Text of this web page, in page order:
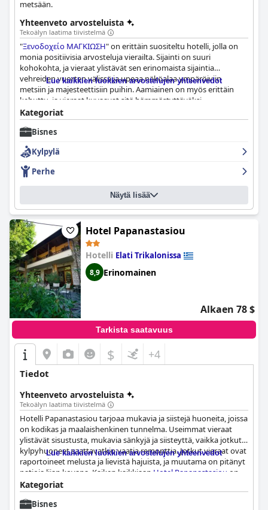
metsään.
Yhteenveto arvosteluista
Tekoälyn laatima tiivistelmä
"Ξενοδοχείο ΜΑΓΚΙΩΣΗ" on erittäin suositeltu hotelli, jolla on
monia positiivisia arvosteluja vierailta. Sijainti on suuri
kohokohta, ja vieraat ylistävät sen erinomaista sijaintia
vehreiden vuorten välissä ja upeaa näköalaa ympäröiviin
metsiin ja majesteettisiin puihin. Aamiainen on myös erittäin
kehuttu, ja vieraat kuvaavat sitä hämmästyttäväksi,
erinomaiseksi ja lähemmäksi brunssia. Huoneet ovat mukavia,
tilavia ja kimaltelevan puhtaita, henkeäsalpaavilla näkymillä, ja
henkilökunta on ystävällistä, avuliasta ja mukautuvaa. Kaiken
kaikkiaan "
jonka henkilökunta tarjoaa erinomaista palvelua.
Lue kaikkien luokkien arvostelujen yhteenvedot
Kategoriat
Bisnes
Kylpylä
Perhe
Näytä lisää
Hotel Papanastasiou
Hotelli Elati Trikalonissa
8,9 Erinomainen
Alkaen 78 $
Tarkista saatavuus
$ +4
Tiedot
Yhteenveto arvosteluista
Tekoälyn laatima tiivistelmä
Hotelli Papanastasiou tarjoaa mukavia ja siistejä huoneita, joissa
on kodikas ja maalaishenkinen tunnelma. Useimmat vieraat
ylistävät sisustusta, mukavia sänkyjä ja siisteyttä, vaikka jotkut
kylpyhuoneet saattavatkin vaatia remonttia. Jotkut vieraat ovat
raportoineet melusta ja lievistä hajuista, ja muutama on pitänyt
patjoja liian kovana. Kaiken kaikkiaan Hotel Papanastasiou on
kuitenkin kätevä, mukava ja kodikas majoitusvaihtoehto.
Lue kaikkien luokkien arvostelujen yhteenvedot
Kategoriat
Bisnes